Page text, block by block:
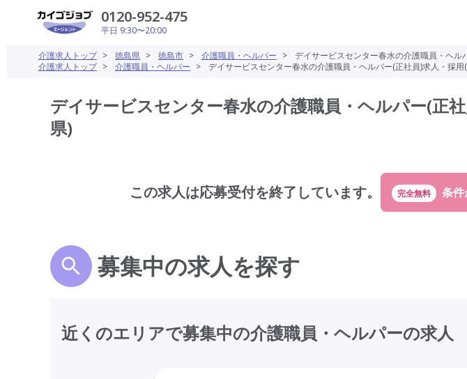
0120-952-475
平日 9:30〜20:00
介護求人トップ > 徳島県 > 徳島市 > 介護職員・ヘルパー >
デイサービスセンター春水の介護職員・ヘル
介護求人トップ > 介護職員・ヘルパー > デイサービスセンター春水の介護職員・ヘルパー(正社員)求人・採
デイサービスセンター春水の介護職員・ヘルパー(正
県)
この求人は応募受付を終了しています。 完全無料
募集中の求人を探す
近くのエリアで募集中の介護職員・ヘルパーの求人